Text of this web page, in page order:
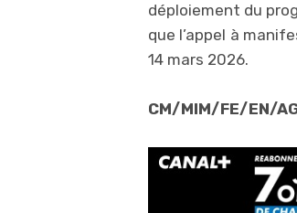
déploiement du
que l’appel à
14 mars 2026.
CM/MIM/FE/EN/